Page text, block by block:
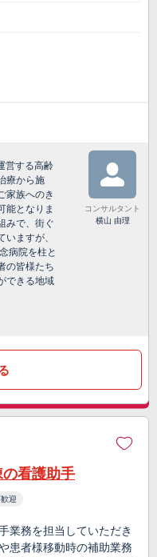
営する高齢
療から施
家族へのき
能となりま
みで、街ぐ
ますが、
病院を柱と
の皆様たち
できる地域
コンサルタント
横山 由理
の看護助手
迎
業務を担当していただき
患者様移動時の補助業務